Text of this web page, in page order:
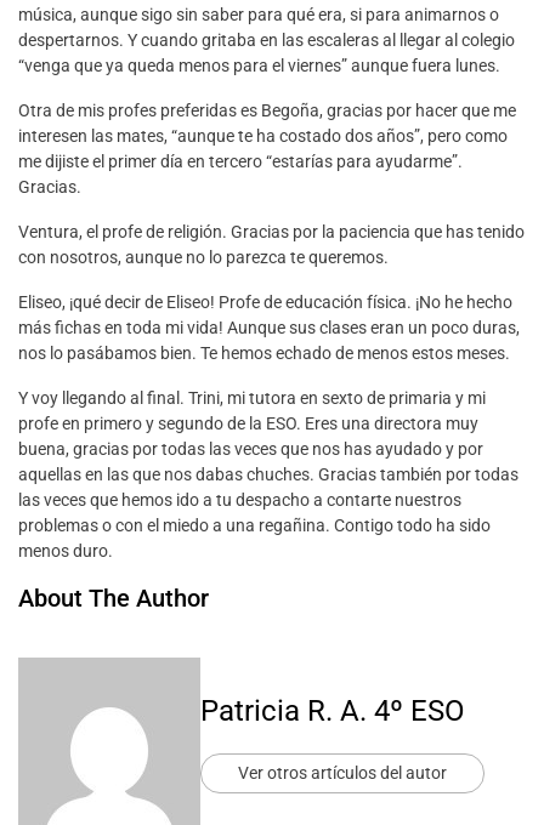
música, aunque sigo sin saber para qué era, si para animarnos o
despertarnos. Y cuando gritaba en las escaleras al llegar al colegio
“venga que ya queda menos para el viernes” aunque fuera lunes.
Otra de mis profes preferidas es Begoña, gracias por hacer que me
interesen las mates, “aunque te ha costado dos años”, pero como
me dijiste el primer día en tercero “estarías para ayudarme”.
Gracias.
Ventura, el profe de religión. Gracias por la paciencia que has tenido
con nosotros, aunque no lo parezca te queremos.
Eliseo, ¡qué decir de Eliseo! Profe de educación física. ¡No he hecho
más fichas en toda mi vida! Aunque sus clases eran un poco duras,
nos lo pasábamos bien. Te hemos echado de menos estos meses.
Y voy llegando al final. Trini, mi tutora en sexto de primaria y mi
profe en primero y segundo de la ESO. Eres una directora muy
buena, gracias por todas las veces que nos has ayudado y por
aquellas en las que nos dabas chuches. Gracias también por todas
las veces que hemos ido a tu despacho a contarte nuestros
problemas o con el miedo a una regañina. Contigo todo ha sido
menos duro.
About The Author
Patricia R. A. 4º ESO
Ver otros artículos del autor